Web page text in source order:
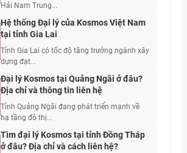
Hải Nam Trung...
Hệ thống Đại lý của Kosmos Việt Nam
tại tỉnh Gia Lai
Tỉnh Gia Lai có tốc độ tăng trưởng ngành xây
dựng đạt...
Đại lý Kosmos tại Quảng Ngãi ở đâu?
Địa chỉ và thông tin liên hệ
Tỉnh Quảng Ngãi đang phát triển mạnh về
hạ tầng đô thị...
Tìm đại lý Kosmos tại tỉnh Đồng Tháp
ở đâu? Địa chỉ và cách liên hệ?